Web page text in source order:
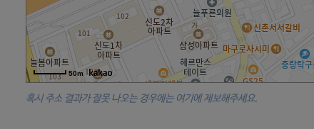
50m
혹시 주소 결과가 잘못 나오는 경우에는 여기에 제보해주세요.